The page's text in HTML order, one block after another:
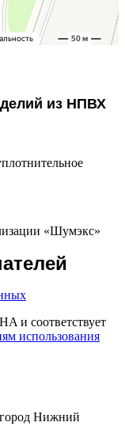
из НПВХ
«Шумэкс»
и соответствует
использования
город Нижний